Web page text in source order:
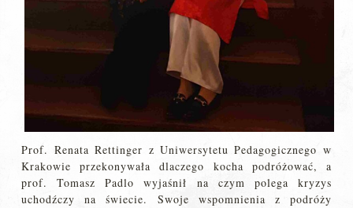
Prof. Renata Rettinger z Uniwersytetu Pedagogicznego w
Krakowie przekonywała dlaczego kocha podróżować, a
prof. Tomasz Padlo wyjaśnił na czym polega kryzys
uchodźczy na świecie. Swoje wspomnienia z podróży